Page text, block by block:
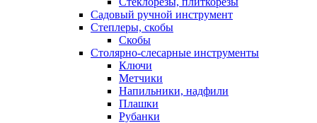
Садовый ручной инструмент
Степлеры, скобы
Скобы
Столярно-слесарные инструменты
Ключи
Метчики
Напильники, надфили
Плашки
Рубанки